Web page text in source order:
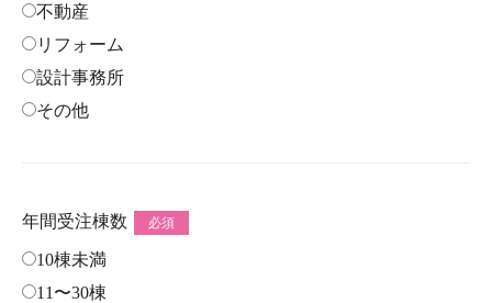
不動産
リフォーム
設計事務所
その他
年間受注棟数 必須
10棟未満
11〜30棟